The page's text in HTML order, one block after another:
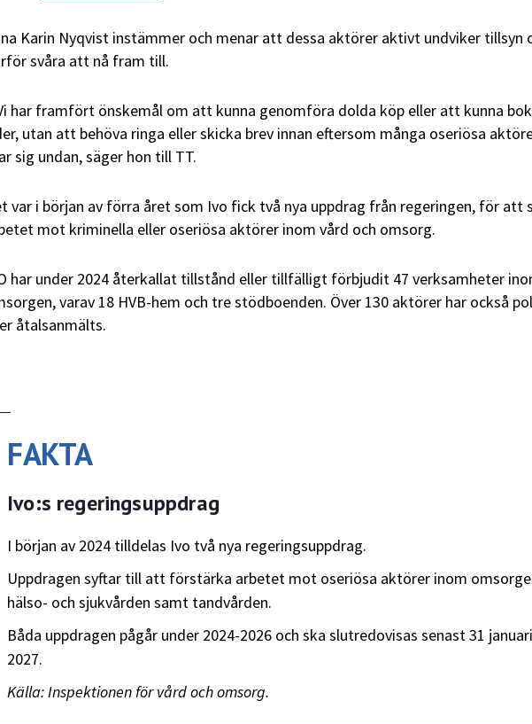
Karin Nyqvist instämmer och menar att dessa aktörer aktivt undviker tillsyn
svåra att nå fram till.
har framfört önskemål om att kunna genomföra dolda köp eller att kunna
utan att behöva ringa eller skicka brev innan eftersom många oseriösa
sig undan, säger hon till TT.
var i början av förra året som Ivo fick två nya uppdrag från regeringen, för att
mot kriminella eller oseriösa aktörer inom vård och omsorg.
har under 2024 återkallat tillstånd eller tillfälligt förbjudit 47 verksamheter
varav 18 HVB-hem och tre stödboenden. Över 130 aktörer har också
åtalsanmälts.
FAKTA
Ivo:s regeringsuppdrag
I början av 2024 tilldelas Ivo två nya regeringsuppdrag.
Uppdragen syftar till att förstärka arbetet mot oseriösa aktörer inom
hälso- och sjukvården samt tandvården.
Båda uppdragen pågår under 2024-2026 och ska slutredovisas senast 31 januari
2027.
Källa: Inspektionen för vård och omsorg.